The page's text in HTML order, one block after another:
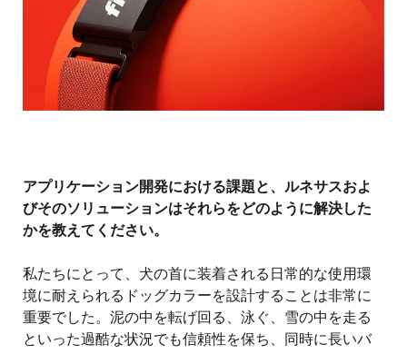
アプリケーション開発における課題と、ルネサスおよ
びそのソリューションはそれらをどのように解決した
かを教えてください。
私たちにとって、犬の首に装着される日常的な使用環
境に耐えられるドッグカラーを設計することは非常に
重要でした。泥の中を転げ回る、泳ぐ、雪の中を走る
といった過酷な状況でも信頼性を保ち、同時に長いバ